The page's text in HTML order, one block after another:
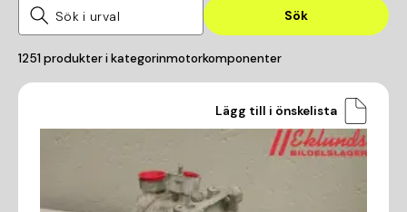
Sök
1251produkter i kategorinmotorkomponenter
Lägg till i önskelista